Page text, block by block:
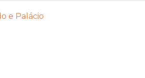
e Palácio